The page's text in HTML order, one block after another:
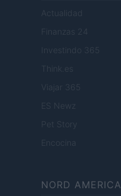
Actualidad
Finanzas 24
Investindo 365
Think.es
Viajar 365
ES Newz
Pet Story
Encocina
NORD AMERICA